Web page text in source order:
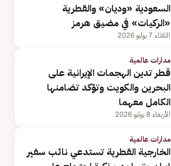
السعودية «وديان» والقطرية
«الركيات» في مضيق هرمز
الثلاثاء 7 يوليو 2026
مدارات عالمية
قطر تدين الهجمات الإيرانية على
البحرين والكويت وتؤكد تضامنها
الكامل معهما
الأربعاء 8 يوليو 2026
مدارات عالمية
الخارجية القطرية تستدعي نائب سفير